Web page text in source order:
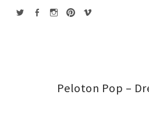
Peloton Pop –